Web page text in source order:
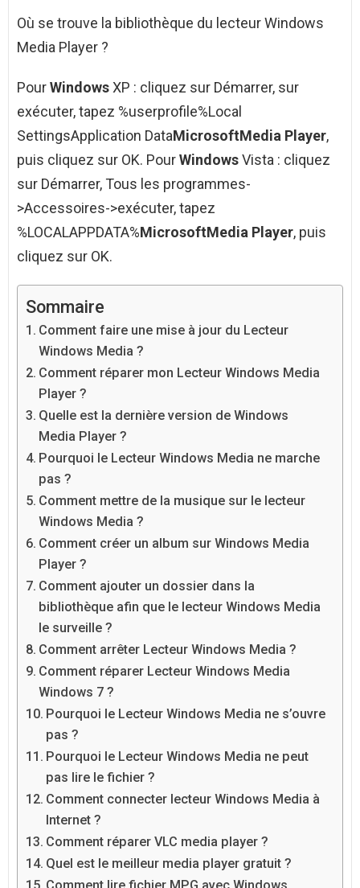
Où se trouve la bibliothèque du lecteur Windows
Media Player ?
PourWindowsXP : cliquez sur Démarrer, sur
exécuter, tapez %userprofile%Local
SettingsApplication DataMicrosoftMedia Player,
puis cliquez sur OK. PourWindowsVista : cliquez
sur Démarrer, Tous les programmes-
>Accessoires->exécuter, tapez
%LOCALAPPDATA%MicrosoftMedia Player, puis
cliquez sur OK.
Sommaire
Comment faire une mise à jour du Lecteur
Windows Media ?
Comment réparer mon Lecteur Windows Media
Player ?
Quelle est la dernière version de Windows
Media Player ?
Pourquoi le Lecteur Windows Media ne marche
pas ?
Comment mettre de la musique sur le lecteur
Windows Media ?
Comment créer un album sur Windows Media
Player ?
Comment ajouter un dossier dans la
bibliothèque afin que le lecteur Windows Media
le surveille ?
Comment arrêter Lecteur Windows Media ?
Comment réparer Lecteur Windows Media
Windows 7 ?
Pourquoi le Lecteur Windows Media ne s’ouvre
pas ?
Pourquoi le Lecteur Windows Media ne peut
pas lire le fichier ?
Comment connecter lecteur Windows Media à
Internet ?
Comment réparer VLC media player ?
Quel est le meilleur media player gratuit ?